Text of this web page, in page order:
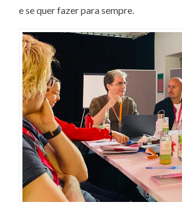
e se quer fazer para sempre.